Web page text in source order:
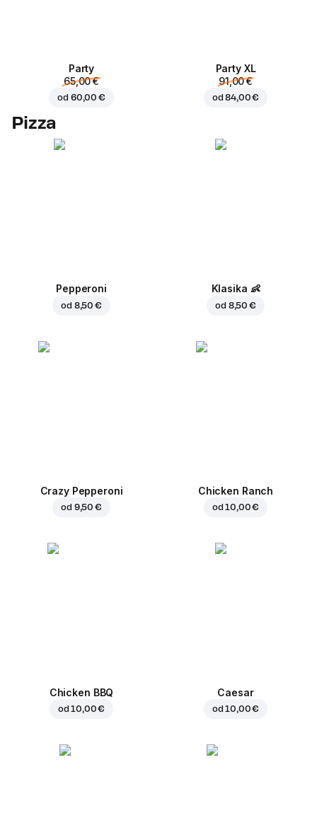
Party
65,00 €
od 60,00 €
Party XL
91,00 €
od84,00 €
Pizza
Pepperoni
od 8,50 €
Klasika 👶
od 8,50 €
Crazy Pepperoni
od 9,50 €
Chicken Ranch
od10,00 €
Chicken BBQ
od10,00 €
Caesar
od10,00 €